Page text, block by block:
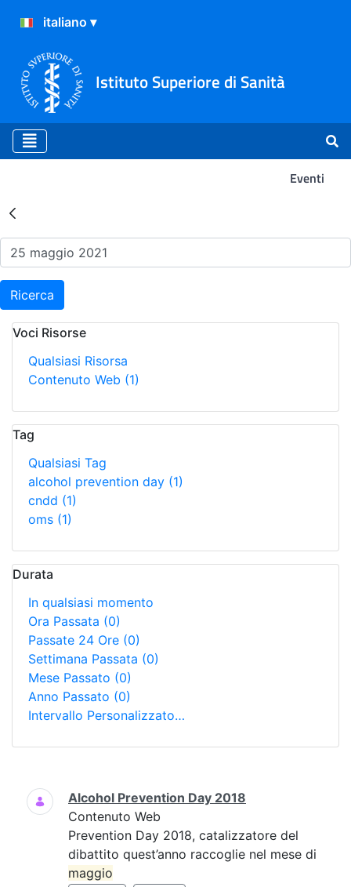
Istituto Superiore di Sanità
Eventi
Risultati della Ricerca -
Ricerca
Voci Risorse
Qualsiasi Risorsa
Contenuto Web (1)
Tag
Qualsiasi Tag
alcohol prevention day (1)
cndd (1)
oms (1)
Durata
In qualsiasi momento
Ora Passata (0)
Passate 24 Ore (0)
Settimana Passata (0)
Mese Passato (0)
Anno Passato (0)
Intervallo Personalizzato…
Ricerca
Alcohol Prevention Day 2018
Contenuto Web
Prevention Day 2018, catalizzatore del
dibattito quest’anno raccoglie nel mese di
maggio